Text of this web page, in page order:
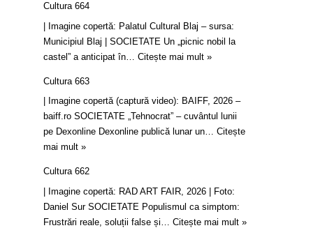
Cultura 664
| Imagine copertă: Palatul Cultural Blaj – sursa:
Municipiul Blaj | SOCIETATE Un „picnic nobil la
castel” a anticipat în… Citește mai mult »
Cultura 663
| Imagine copertă (captură video): BAIFF, 2026 –
baiff.ro SOCIETATE „Tehnocrat” – cuvântul lunii
pe Dexonline Dexonline publică lunar un… Citește
mai mult »
Cultura 662
| Imagine copertă: RAD ART FAIR, 2026 | Foto:
Daniel Sur SOCIETATE Populismul ca simptom:
Frustrări reale, soluții false și… Citește mai mult »